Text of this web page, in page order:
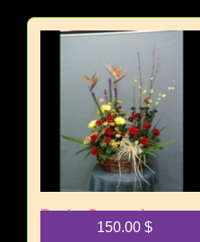
Panier Souvenir
D’Automne150.00 $